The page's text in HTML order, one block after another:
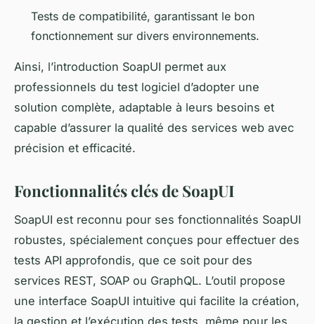
Tests de compatibilité, garantissant le bon
fonctionnement sur divers environnements.
Ainsi, l’introduction SoapUI permet aux
professionnels du test logiciel d’adopter une
solution complète, adaptable à leurs besoins et
capable d’assurer la qualité des services web avec
précision et efficacité.
Fonctionnalités clés de SoapUI
SoapUI est reconnu pour ses fonctionnalités SoapUI
robustes, spécialement conçues pour effectuer des
tests API approfondis, que ce soit pour des
services REST, SOAP ou GraphQL. L’outil propose
une interface SoapUI intuitive qui facilite la création,
la gestion et l’exécution des tests, même pour les